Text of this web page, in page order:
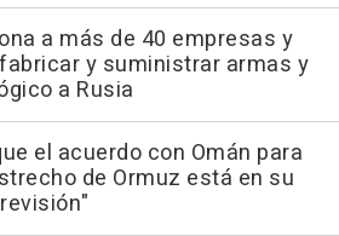
a más de 40 empresas y
y suministrar armas y
a Rusia
el acuerdo con Omán para
de Ormuz está en su